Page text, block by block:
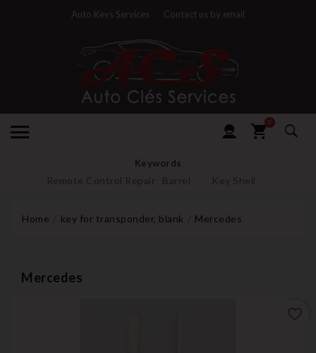
Auto Keys Services Contact us by email
0
Keywords
Remote Control Repair Barrel Key Shell
Home key for transponder, blank Mercedes
Mercedes